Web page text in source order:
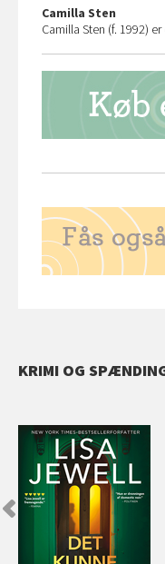
Camilla Sten
Camilla Sten (f. 1992)
KRIMI OG